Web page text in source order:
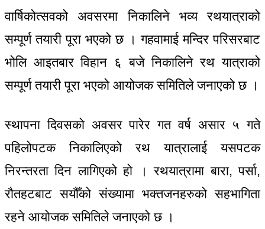
वार्षिकोत्सवको अवसरमा निकालिने भव्य रथयात्राको
सम्पूर्ण तयारी पूरा भएको छ । गहवामाई मन्दिर परिसरबाट
भोलि आइतबार विहान ६ बजे निकालिने रथ यात्राको
सम्पूर्ण तयारी पूरा भएको आयोजक समितिले जनाएको छ ।
स्थापना दिवसको अवसर पारेर गत वर्ष असार ५ गते
पहिलोपटक निकालिएको रथ यात्रालाई यसपटक
निरन्तरता दिन लागिएको हो । रथयात्रामा बारा, पर्सा,
रौतहटबाट सयौँको संख्यामा भक्तजनहरुको सहभागिता
रहने आयोजक समितिले जनाएको छ ।